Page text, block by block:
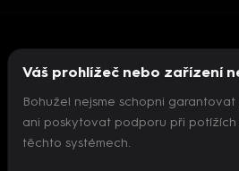
Nepodařilo se
Váš prohlížeč nebo zařízení
Bohužel nejsme schopni
ani poskytovat podporu při potížích
těchto systémech.